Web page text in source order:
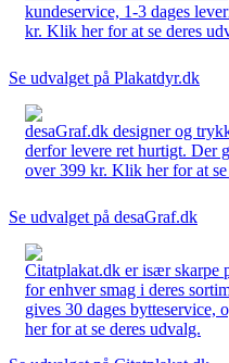
kundeservice, 1-3 dages
kr. Klik her for at se deres
Se udvalget på Plakatdyr.dk
desaGraf.dk designer og
derfor levere ret hurtigt. Der
over 399 kr. Klik her for at se
Se udvalget på desaGraf.dk
Citatplakat.dk er især skarpe
for enhver smag i deres
gives 30 dages bytteservice,
her for at se deres udvalg.